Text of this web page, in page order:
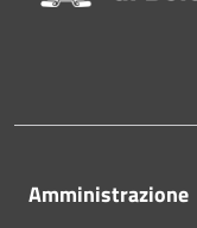
Amministrazione